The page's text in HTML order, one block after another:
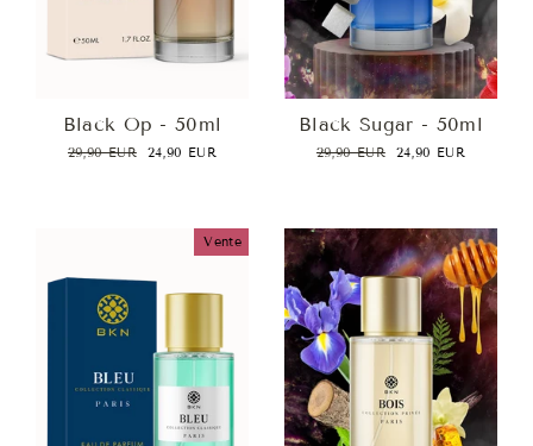
Black Op - 50ml
Prix
29,90 EUR
Prix
24,90 EUR
Black Sugar - 50ml
Prix
29,90 EUR
Prix
24,90 EUR
Vente